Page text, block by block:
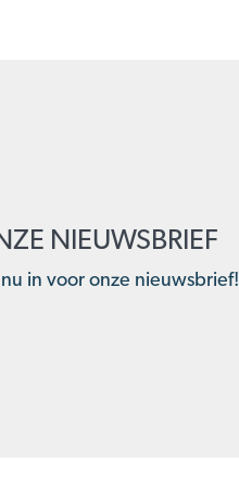
NIEUWSBRIEF
in voor onze nieuwsbrief!